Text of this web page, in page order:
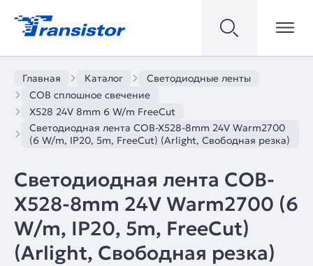
Главная Каталог
Светодиодные ленты
COB сплошное свечение
X528 24V 8mm 6 W/m FreeCut
Светодиодная лента COB-X528-8mm 24V Warm2700
(6 W/m, IP20, 5m, FreeCut) (Arlight, Свободная резка)
Светодиодная лента COB-
X528-8mm 24V Warm2700 (6
W/m, IP20, 5m, FreeCut)
(Arlight, Свободная резка)